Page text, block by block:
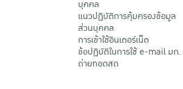
บุคคล
แนวปฏิบัติการคุ้มครองข้อมูล
ส่วนบุคคล
การเข้าใช้อินเตอร์เน็ต
ข้อปฏิบัติในการใช้ e-mail มก.
ถ่ายทอดสด